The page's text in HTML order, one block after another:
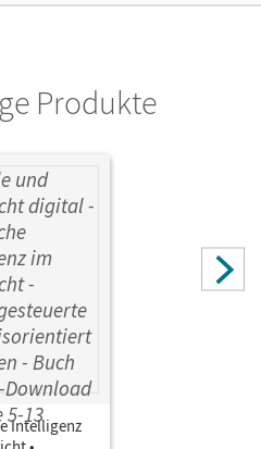
Produkte
Intelligenz